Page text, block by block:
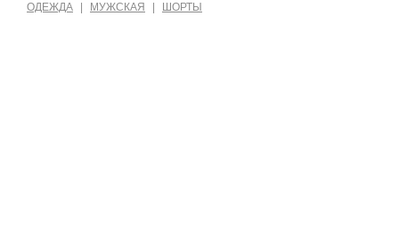
ОДЕЖДА МУЖСКАЯ ШОРТЫ